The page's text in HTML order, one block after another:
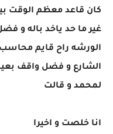
كان قاعد معظم الوقت
غير ما حد ياخد باله و
الورشه راح قايم
الشارع و فضل واقف
لمحمد و قالت
انا خلصت و اخيرا